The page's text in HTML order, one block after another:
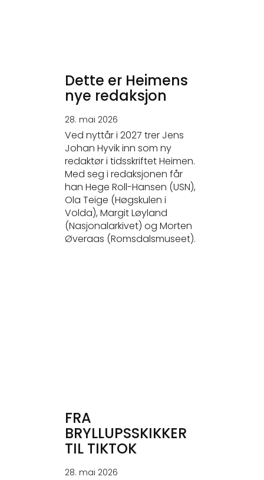
Dette er Heimens
nye redaksjon
28. mai 2026
Ved nyttår i 2027 trer Jens
Johan Hyvik inn som ny
redaktør i tidsskriftet Heimen.
Med seg i redaksjonen får
han Hege Roll-Hansen (USN),
Ola Teige (Høgskulen i
Volda), Margit Løyland
(Nasjonalarkivet) og Morten
Øveraas (Romsdalsmuseet).
FRA
BRYLLUPSSKIKKER
TIL TIKTOK
28. mai 2026